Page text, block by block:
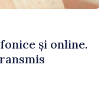
și online.